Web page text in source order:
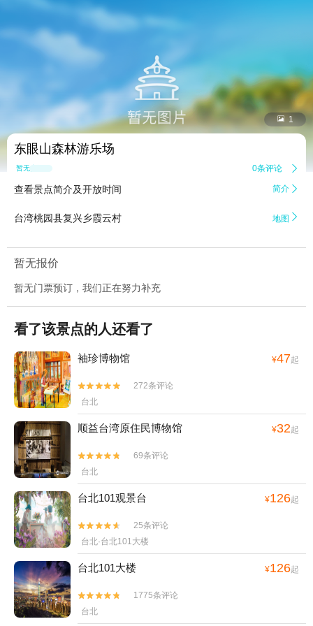
 1
东眼山森林游乐场
暂无点评 0条评论 
查看景点简介及开放时间 简介 
台湾桃园县复兴乡霞云村 地图 
暂无报价
暂无门票预订，我们正在努力补充
看了该景点的人还看了
袖珍博物馆 ¥47起


272条评论
台北
顺益台湾原住民博物馆 ¥32起


69条评论
台北
台北101观景台 ¥126起


25条评论
台北·台北101大楼
台北101大楼 ¥126起


1775条评论
台北